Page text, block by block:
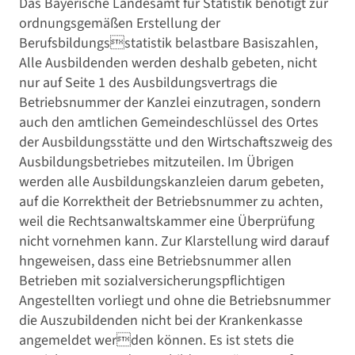
ordnungsgemäßen Erstellung der
Berufsbildungsstatistik belastbare Basiszahlen,
Alle Ausbildenden werden deshalb gebeten, nicht
nur auf Seite 1 des Ausbildungsvertrags die
Betriebsnummer der Kanzlei einzutragen, sondern
auch den amtlichen Gemeindeschlüssel des Ortes
der Ausbildungsstätte und den Wirtschaftszweig des
Ausbildungsbetriebes mitzuteilen. Im Übrigen
werden alle Ausbildungskanzleien darum gebeten,
auf die Korrektheit der Betriebsnummer zu achten,
weil die Rechtsanwaltskammer eine Überprüfung
nicht vornehmen kann. Zur Klarstellung wird darauf
hngeweisen, dass eine Betriebsnummer allen
Betrieben mit sozialversicherungspflichtigen
Angestellten vorliegt und ohne die Betriebsnummer
die Auszubildenden nicht bei der Krankenkasse
angemeldet werden können. Es ist stets die